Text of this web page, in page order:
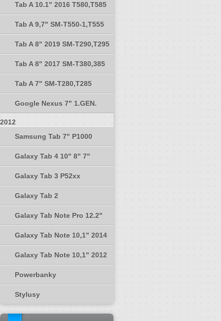
Tab A 10.1" 2016 T580,T585
Tab A 9,7" SM-T550-1,T555
Tab A 8" 2019 SM-T290,T295
Tab A 8" 2017 SM-T380,385
Tab A 7" SM-T280,T285
Google Nexus 7" 1.GEN.
2012
Samsung Tab 7" P1000
Galaxy Tab 4 10" 8" 7"
Galaxy Tab 3 P52xx
Galaxy Tab 2
Galaxy Tab Note Pro 12.2"
Galaxy Tab Note 10,1" 2014
Galaxy Tab Note 10,1" 2012
Powerbanky
Stylusy